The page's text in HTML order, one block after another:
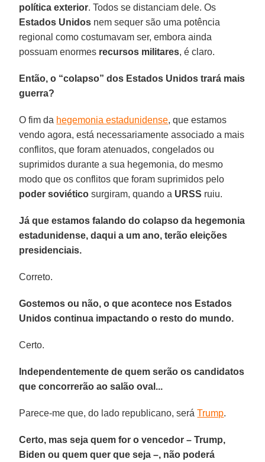
política exterior. Todos se distanciam dele. Os
Estados Unidos nem sequer são uma potência
regional como costumavam ser, embora ainda
possuam enormes recursos militares, é claro.
Então, o “colapso” dos Estados Unidos trará mais
guerra?
O fim da hegemonia estadunidense, que estamos
vendo agora, está necessariamente associado a mais
conflitos, que foram atenuados, congelados ou
suprimidos durante a sua hegemonia, do mesmo
modo que os conflitos que foram suprimidos pelo
poder soviético surgiram, quando a URSS ruiu.
Já que estamos falando do colapso da hegemonia
estadunidense, daqui a um ano, terão eleições
presidenciais.
Correto.
Gostemos ou não, o que acontece nos Estados
Unidos continua impactando o resto do mundo.
Certo.
Independentemente de quem serão os candidatos
que concorrerão ao salão oval...
Parece-me que, do lado republicano, seráTrump.
Certo, mas seja quem for o vencedor – Trump,
Biden ou quem quer que seja –, não poderá